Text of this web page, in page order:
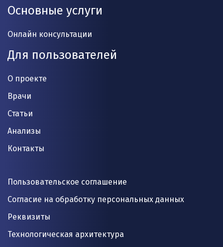
Основные услуги
Онлайн консультации
Для пользователей
О проекте
Врачи
Статьи
Анализы
Контакты
Пользовательское соглашение
Согласие на обработку персональных данных
Реквизиты
Технологическая архитектура